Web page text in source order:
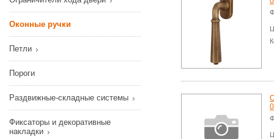
Оконные ручки
Петли
Пороги
Раздвижные-складные системы
Фиксаторы и декоративные
накладки